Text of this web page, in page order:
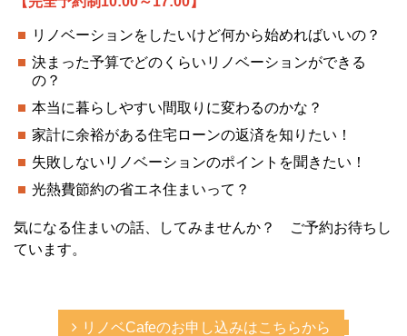
リノベーションをしたいけど何から始めればいいの？
決まった予算でどのくらいリノベーションができる
の？
本当に暮らしやすい間取りに変わるのかな？
家計に余裕がある住宅ローンの返済を知りたい！
失敗しないリノベーションのポイントを聞きたい！
光熱費節約の省エネ住まいって？
気になる住まいの話、してみませんか？ ご予約お待ちし
ています。
リノベCafeのお申し込みはこちらから